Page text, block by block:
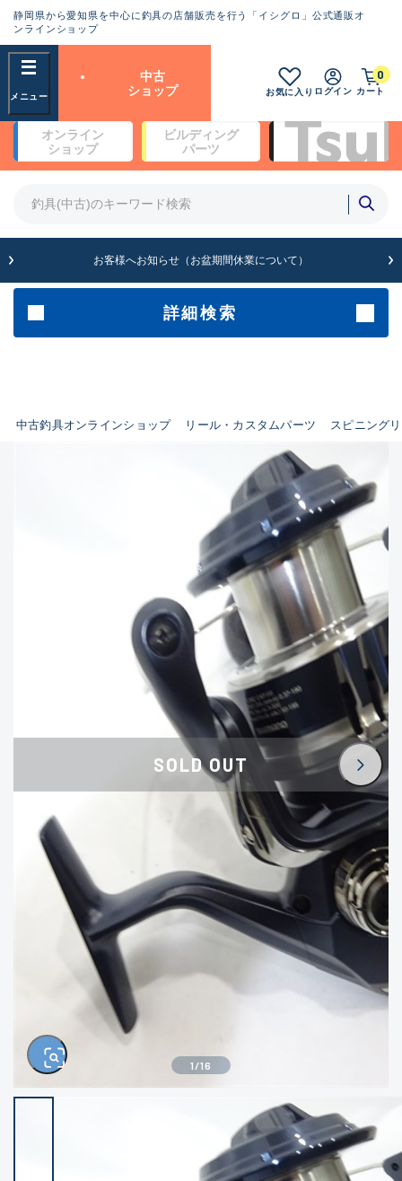
静岡県から愛知県を中心に釣具の店舗販売を行う「イシグロ」公式通販オ
ンラインショップ
中古
ショップ
お気に入り ログイン カート
0
オンライン
ショップ
ビルディング
パーツ
お客様へお知らせ（お盆期間休業について）
詳細検索
中古釣具オンラインショップ リール・カスタムパーツ スピニング
フリーワード
商品カテゴリ
竿・ルアーロッド(64422)
その他・雑品(1066)
イシグロカインズモール彦根店
イシグロ中川かの里店
イシグロ静岡中吉田店
イシグロ名東引山店
イシグロ豊田店
イシグロ豊橋向山店
イシグロ岐阜店
イシグロ半田店
イシグロ岡崎若松店
イシグロ岡崎大樹寺店
イシグロ焼津店
イシグロ掛川店
イシグロ沼津店
ランクとは？
良
悪
SA
新古品（メーカー問屋から仕
入れた未使用品）
※店頭展示時の置き傷が付いている
ものも含む
傷が極めて少ない極上品
B
使用感や傷はあるが全体的に
綺麗な良品
C
使用感や傷のある一般的な中
古品
C-
かなり使用感があり、全体的
に目立つ傷が多い品
D
著しく状態が悪いが使用はで
きるもの、改造品も含む
※ルアー、エギ、雑品、その他につきましては
ランク表記はございません。 状態は写真にて
ご確認ください。
SOLD OUT
1 /16